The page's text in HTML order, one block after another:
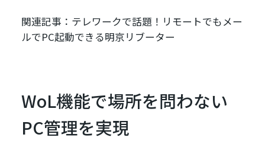
関連記事：テレワークで話題！リモートでもメー
ルでPC起動できる明京リブーター
WoL機能で場所を問わない
PC管理を実現